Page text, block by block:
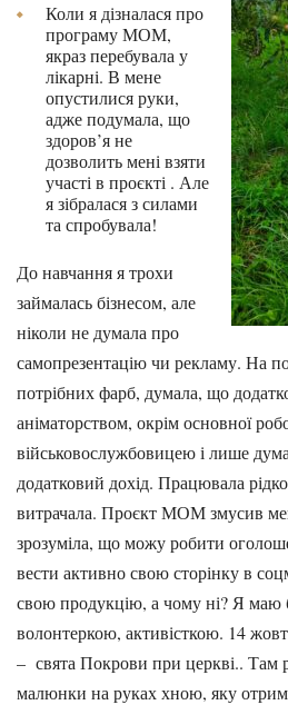
Коли я дізналася про
програму МОМ,
якраз перебувала у
лікарні. В мене
опустилися руки,
адже подумала, що
здоров’я не
дозволить мені взяти
участі в проєкті . Але
я зібралася з силами
та спробувала!
До навчання я трохи
займалась бізнесом, але
ніколи не думала про
самопрезентацію чи рекламу. На
потрібних фарб, думала, що
аніматорством, окрім основної
військовослужбовицею і лише
додатковий дохід. Працювала
витрачала. Проєкт МОМ змусив
зрозуміла, що можу робити
вести активно свою сторінку в
свою продукцію, а чому ні? Я маю
волонтеркою, активісткою. 14
– свята Покрови при церкві.. Там
малюнки на руках хною, яку